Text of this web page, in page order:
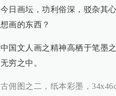
今日画坛，功利俗深，驳杂其
想画的东西？
中国文人画之精神高栖于笔墨
无穷之中。
古佣图之二，纸本彩墨，